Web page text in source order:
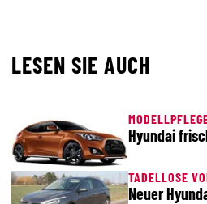
LESEN SIE AUCH
Hyundai
TADELLOSE
Neuer